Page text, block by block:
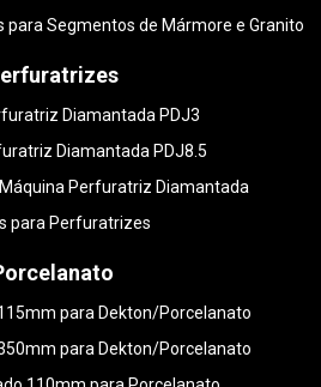
para Segmentos de Mármore e Granito
Diamantada PDJ3
Diamantada PDJ8.5
Perfuratriz Diamantada
para Perfuratrizes
para Dekton/Porcelanato
para Dekton/Porcelanato